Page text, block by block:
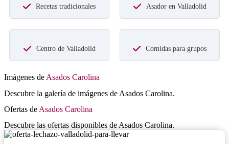
Recetas tradicionales Asador en Valladolid
Centro de Valladolid Comidas para grupos
Imágenes de Asados Carolina
Descubre la galería de imágenes de Asados Carolina.
Ofertas de Asados Carolina
Descubre las ofertas disponibles de Asados Carolina.